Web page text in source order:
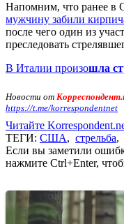
Напомним, что ранее
мужчину забили
после чего один из
преследовать
В Италии произошла
Новости от
https://t.me/korrespondentnet
Читайте
ТЕГИ: США, стрельба,
Если вы заметили
нажмите Ctrl+Enter,